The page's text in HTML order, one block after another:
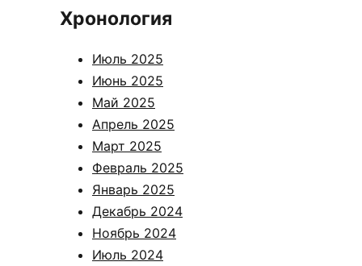
Хронология
Июль 2025
Июнь 2025
Май 2025
Апрель 2025
Март 2025
Февраль 2025
Январь 2025
Декабрь 2024
Ноябрь 2024
Июль 2024